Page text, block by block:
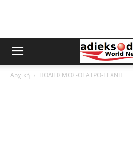
Αρχική ΠΟΛΙΤΙΣΜΟΣ-ΘΕΑΤΡΟ-ΤΕΧΝΗ